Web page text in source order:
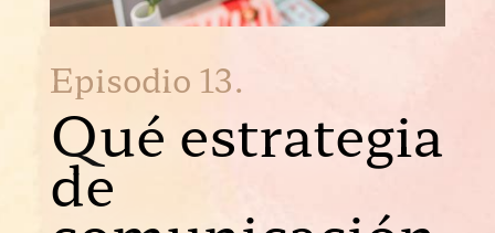
Episodio 13.
Qué estrategia
de